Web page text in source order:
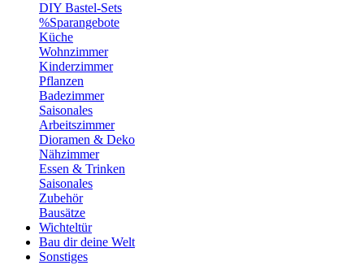
DIY Bastel-Sets
%Sparangebote
Küche
Wohnzimmer
Kinderzimmer
Pflanzen
Badezimmer
Saisonales
Arbeitszimmer
Dioramen & Deko
Nähzimmer
Essen & Trinken
Saisonales
Zubehör
Bausätze
Wichteltür
Bau dir deine Welt
Sonstiges